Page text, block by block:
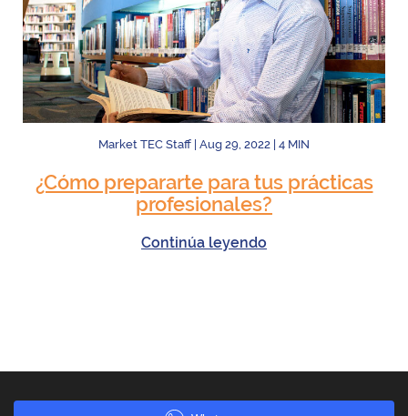
Market TEC Staff | Aug 29, 2022 | 4 MIN
¿Cómo prepararte para tus prácticas
profesionales?
Continúa leyendo